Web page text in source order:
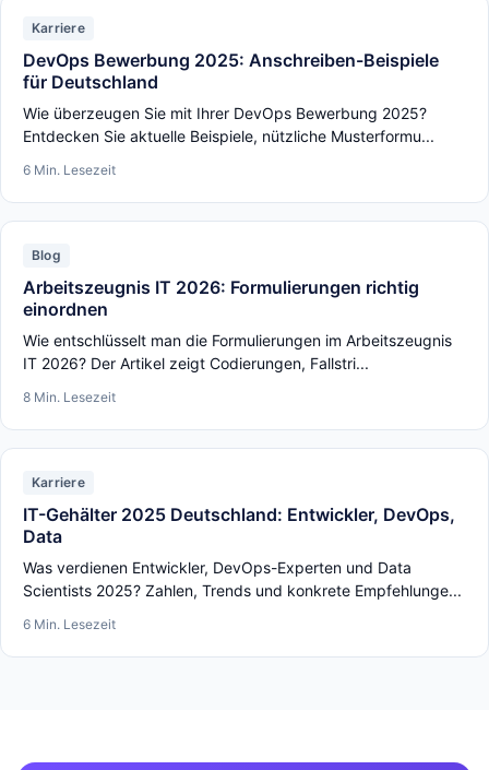
Karriere
DevOps Bewerbung 2025: Anschreiben-Beispiele
für Deutschland
Wie überzeugen Sie mit Ihrer DevOps Bewerbung 2025?
Entdecken Sie aktuelle Beispiele, nützliche Musterformu...
6 Min. Lesezeit
Blog
Arbeitszeugnis IT 2026: Formulierungen richtig
einordnen
Wie entschlüsselt man die Formulierungen im Arbeitszeugnis
IT 2026? Der Artikel zeigt Codierungen, Fallstri...
8 Min. Lesezeit
Karriere
IT-Gehälter 2025 Deutschland: Entwickler, DevOps,
Data
Was verdienen Entwickler, DevOps-Experten und Data
Scientists 2025? Zahlen, Trends und konkrete Empfehlunge...
6 Min. Lesezeit